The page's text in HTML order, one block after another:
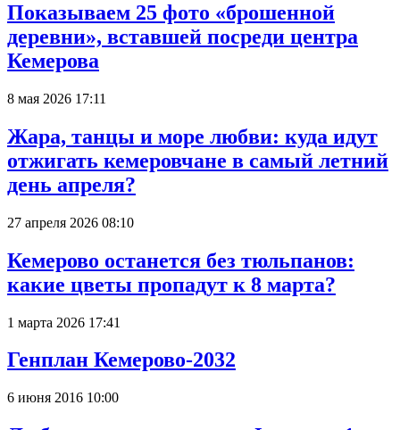
Показываем 25 фото «брошенной
деревни», вставшей посреди центра
Кемерова
8 мая 2026 17:11
Жара, танцы и море любви: куда идут
отжигать кемеровчане в самый летний
день апреля?
27 апреля 2026 08:10
Кемерово останется без тюльпанов:
какие цветы пропадут к 8 марта?
1 марта 2026 17:41
Генплан Кемерово-2032
6 июня 2016 10:00